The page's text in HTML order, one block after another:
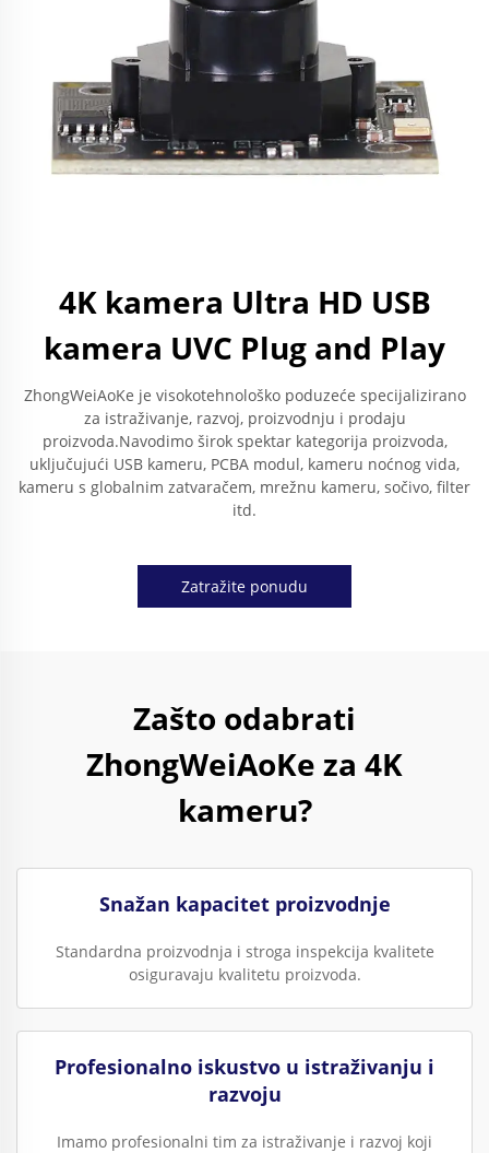
4K kamera Ultra HD USB
kamera UVC Plug and Play
ZhongWeiAoKe je visokotehnološko poduzeće specijalizirano
za istraživanje, razvoj, proizvodnju i prodaju
proizvoda.Navodimo širok spektar kategorija proizvoda,
uključujući USB kameru, PCBA modul, kameru noćnog vida,
kameru s globalnim zatvaračem, mrežnu kameru, sočivo, filter
itd.
Zatražite ponudu
Zašto odabrati
ZhongWeiAoKe za 4K
kameru?
Snažan kapacitet proizvodnje
Standardna proizvodnja i stroga inspekcija kvalitete
osiguravaju kvalitetu proizvoda.
Profesionalno iskustvo u istraživanju i
razvoju
Imamo profesionalni tim za istraživanje i razvoj koji